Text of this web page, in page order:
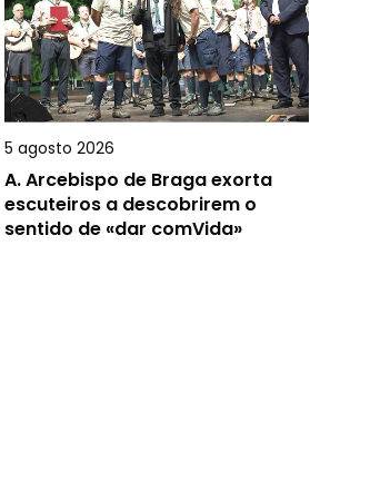
5 agosto 2026
A.Arcebispo de Braga exorta
escuteiros a descobrirem o
sentido de «dar comVida»